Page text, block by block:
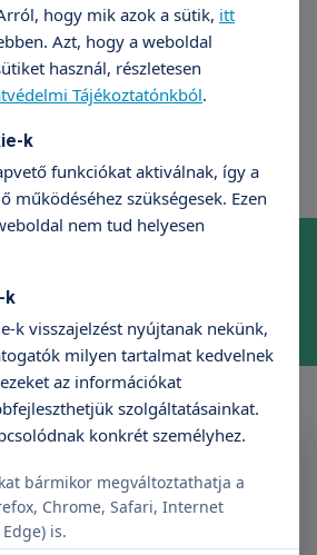
szakrendelésre
a Triton
hogy mik azok a sütik, itt
Azt, hogy a weboldal
használ, részletesen
Tájékoztatónkból.
k
funkciókat aktiválnak, így a
működéséhez szükségesek. Ezen
nem tud helyesen
k
k visszajelzést nyújtanak nekünk,
milyen tartalmat kedvelnek
az információkat
szolgáltatásainkat.
konkrét személyhez.
bármikor megváltoztathatja a
Chrome, Safari, Internet
is.